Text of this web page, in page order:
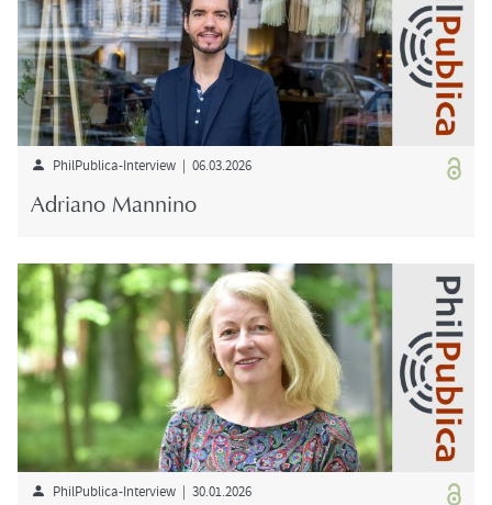
PhilPublica-​Interview | 06.03.2026
Adria­no Man­ni­no
PhilPublica-​Interview | 30.01.2026